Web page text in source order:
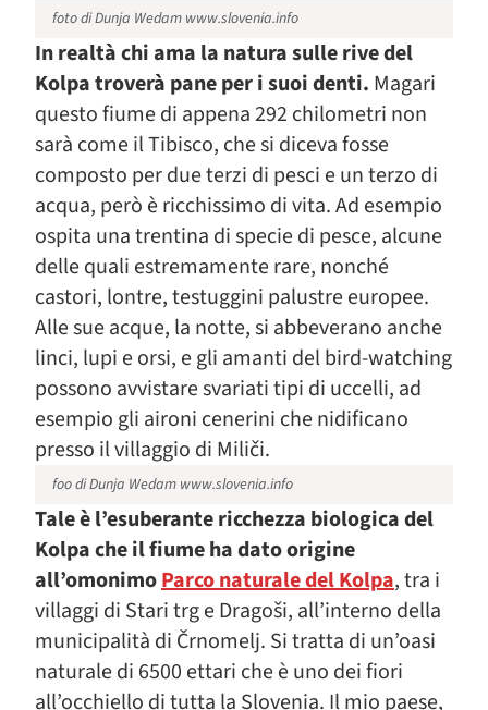
foto di Dunja Wedam www.slovenia.info
In realtà chi ama la natura sulle rive del
Kolpa troverà pane per i suoi denti. Magari
questo fiume di appena 292 chilometri non
sarà come il Tibisco, che si diceva fosse
composto per due terzi di pesci e un terzo di
acqua, però è ricchissimo di vita. Ad esempio
ospita una trentina di specie di pesce, alcune
delle quali estremamente rare, nonché
castori, lontre, testuggini palustre europee.
Alle sue acque, la notte, si abbeverano anche
linci, lupi e orsi, e gli amanti del bird-watching
possono avvistare svariati tipi di uccelli, ad
esempio gli aironi cenerini che nidificano
presso il villaggio di Miliči.
foo di Dunja Wedam www.slovenia.info
Tale è l’esuberante ricchezza biologica del
Kolpa che il fiume ha dato origine
all’omonimoParco naturale del Kolpa, tra i
villaggi di Stari trg e Dragoši, all’interno della
municipalità di Črnomelj. Si tratta di un’oasi
naturale di 6500 ettari che è uno dei fiori
all’occhiello di tutta la Slovenia. Il mio paese,